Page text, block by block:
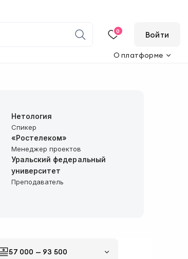
0 Войти
О платформе
Нетология
Спикер
«Ростелеком»
Менеджер проектов
Уральский федеральный
университет
Преподаватель
57 000 — 93 500